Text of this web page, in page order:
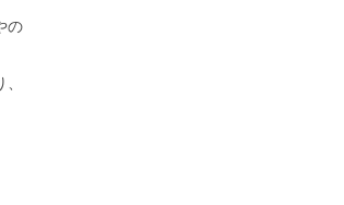
の